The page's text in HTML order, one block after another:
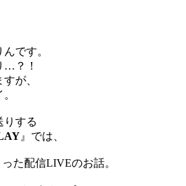
です。
…？！
が、
りする
』では、
た配信LIVEのお話。